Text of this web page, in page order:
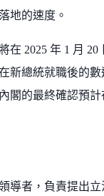
地的速度。
在 2025 年 1 月 20
新總統就職後的數
閣的最終確認預計
導者，負責提出立